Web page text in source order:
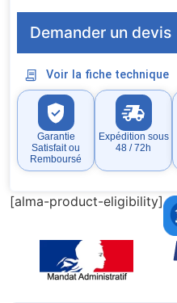
Demander un devis
Voir la fiche technique
Garantie
Satisfait ou
Remboursé
Expédition sous
48 / 72h
[alma-product-eligibility]